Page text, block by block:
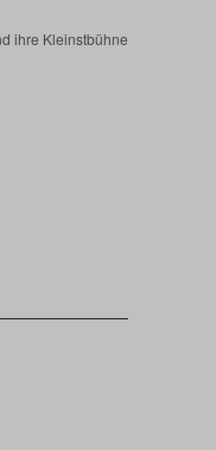
ihre Kleinstbühne